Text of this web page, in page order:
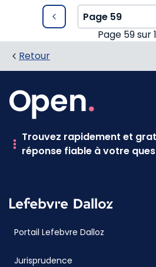
Page 59sur
Retour
Trouvez rapidement et
réponse fiable à votre
Portail Lefebvre Dalloz
Jurisprudence